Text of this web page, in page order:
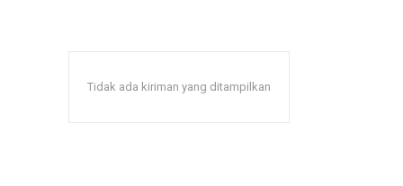
Tidak ada kiriman yang ditampilkan